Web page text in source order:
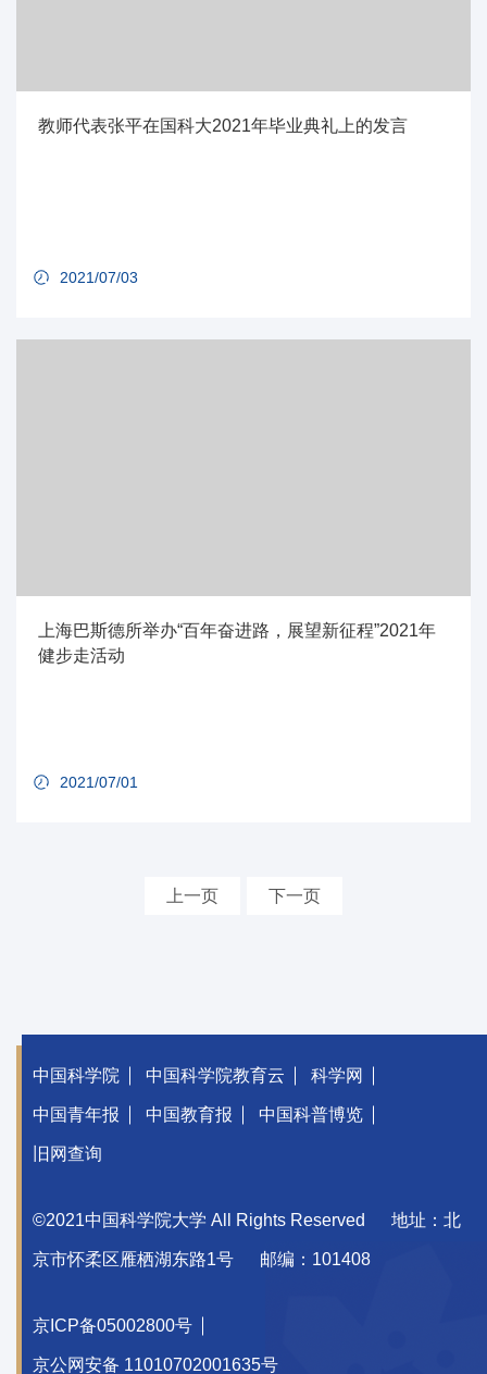
教师代表张平在国科大2021年毕业典礼上的发言
2021/07/03
上海巴斯德所举办“百年奋进路，展望新征程”2021年
健步走活动
2021/07/01
上一页 下一页
中国科学院 中国科学院教育云 科学网
中国青年报 中国教育报 中国科普博览
旧网查询
©2021中国科学院大学 All Rights Reserved 地址：北
京市怀柔区雁栖湖东路1号 邮编：101408
京ICP备05002800号
京公网安备 11010702001635号